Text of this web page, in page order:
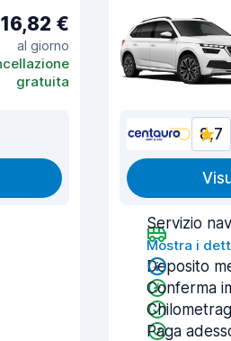
16,82 €
al giorno
gratuita
8,7
Servizio
Mostra i
Deposito
Conferma
Paga